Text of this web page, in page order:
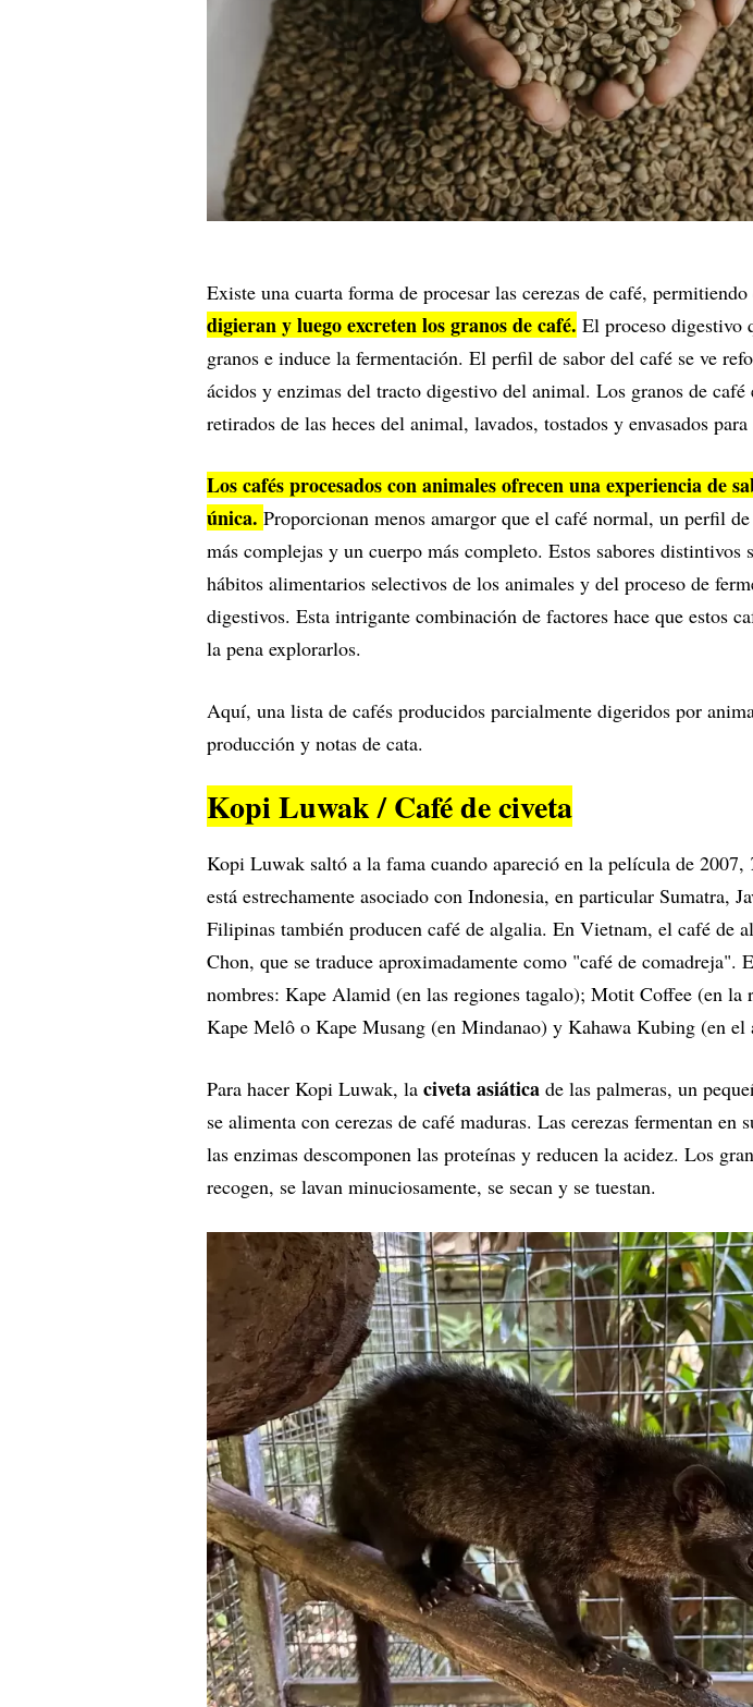
Existe una cuarta forma de procesar las cerezas de café, permitiendo
digieran y luego excreten los granos de café. El proceso digestivo
granos e induce la fermentación. El perfil de sabor del café se ve
ácidos y enzimas del tracto digestivo del animal. Los granos de café
retirados de las heces del animal, lavados, tostados y envasados para
Los cafés procesados con animales ofrecen una experiencia de
única. Proporcionan menos amargor que el café normal, un perfil de
más complejas y un cuerpo más completo. Estos sabores distintivos
hábitos alimentarios selectivos de los animales y del proceso de
digestivos. Esta intrigante combinación de factores hace que estos
la pena explorarlos.
Aquí, una lista de cafés producidos parcialmente digeridos por
producción y notas de cata.
Kopi Luwak / Café de civeta
Kopi Luwak saltó a la fama cuando apareció en la película de 2007,
está estrechamente asociado con Indonesia, en particular Sumatra,
Filipinas también producen café de algalia. En Vietnam, el café de
Chon, que se traduce aproximadamente como "café de comadreja".
nombres: Kape Alamid (en las regiones tagalo); Motit Coffee (en la
Kape Melô o Kape Musang (en Mindanao) y Kahawa Kubing (en el
Para hacer Kopi Luwak, la civeta asiática de las palmeras, un
se alimenta con cerezas de café maduras. Las cerezas fermentan en
las enzimas descomponen las proteínas y reducen la acidez. Los
recogen, se lavan minuciosamente, se secan y se tuestan.